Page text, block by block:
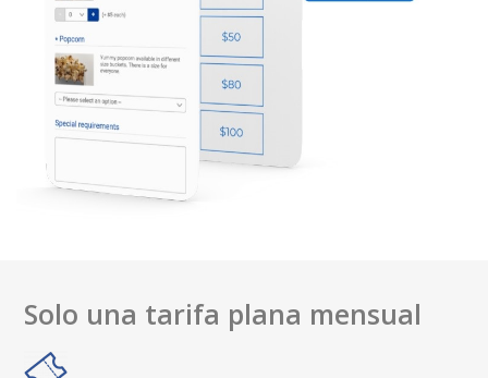
Solo una tarifa plana mensual